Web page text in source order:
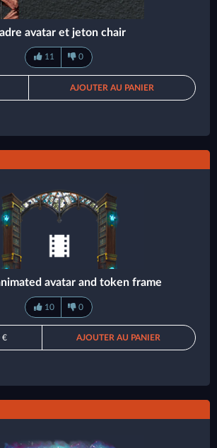
avatar et jeton chair
11 0
AJOUTER AU PANIER
avatar and token frame
10 0
€ AJOUTER AU PANIER